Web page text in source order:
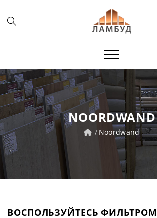
NOORDWAND
Noordwand
ВОСПОЛЬЗУЙТЕСЬ ФИЛЬТРОМ